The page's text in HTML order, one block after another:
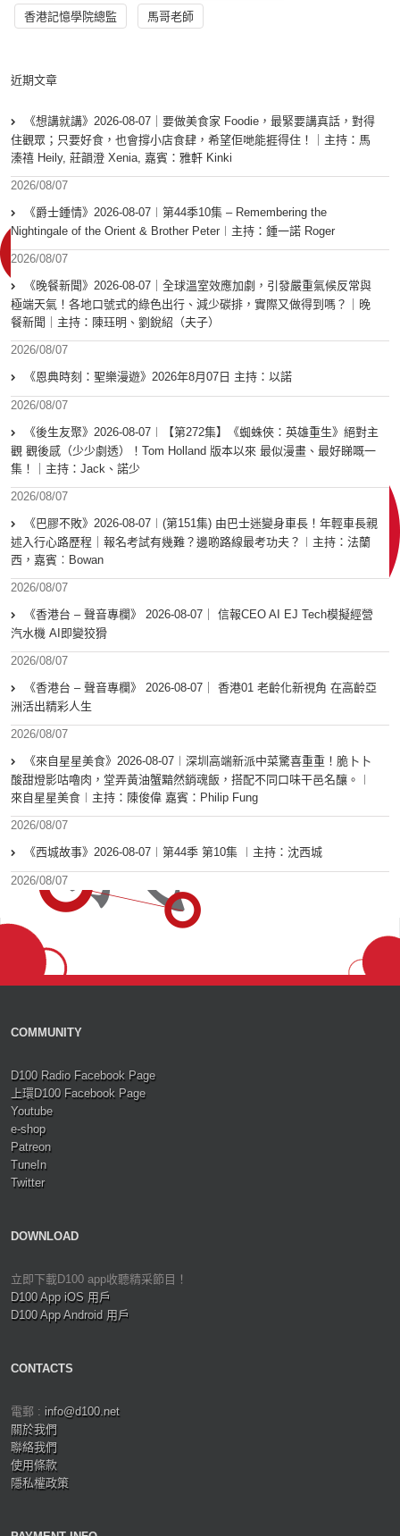
香港記憶學院總監 馬哥老師
近期文章
《想講就講》2026-08-07｜要做美食家 Foodie，最緊要講真話，對得
住觀眾；只要好食，也會撐小店食肆，希望佢哋能捱得住！｜主持：馬
溱禧 Heily, 莊韻澄 Xenia, 嘉賓：雅軒 Kinki
2026/08/07
《爵士鍾情》2026-08-07︱第44季10集 – Remembering the
Nightingale of the Orient & Brother Peter︱主持：鍾一諾 Roger
2026/08/07
《晚餐新聞》2026-08-07｜全球溫室效應加劇，引發嚴重氣候反常與
極端天氣！各地口號式的綠色出行、減少碳排，實際又做得到嗎？｜晚
餐新聞｜主持：陳珏明、劉銳紹（夫子）
2026/08/07
《恩典時刻：聖樂漫遊》2026年8月07日 主持：以諾
2026/08/07
《後生友聚》2026-08-07︱【第272集】《蜘蛛俠：英雄重生》絕對主
觀 觀後感（少少劇透）！Tom Holland 版本以來 最似漫畫、最好睇嘅一
集！｜主持：Jack、諾少
2026/08/07
《巴膠不敗》2026-08-07︱(第151集) 由巴士迷變身車長！年輕車長親
述入行心路歷程｜報名考試有幾難？邊啲路線最考功夫？︱主持：法蘭
西，嘉賓︰Bowan
2026/08/07
《香港台 – 聲音專欄》 2026-08-07｜ 信報CEO AI EJ Tech模擬經營
汽水機 AI即變狡猾
2026/08/07
《香港台 – 聲音專欄》 2026-08-07｜ 香港01 老齡化新視角 在高齡亞
洲活出精彩人生
2026/08/07
《來自星星美食》2026-08-07︱深圳高端新派中菜驚喜重重！脆卜卜
酸甜燈影咕嚕肉，堂弄黃油蟹黯然銷魂飯，搭配不同口味干邑名釀。︱
來自星星美食︱主持：陳俊偉 嘉賓：Philip Fung
2026/08/07
《西城故事》2026-08-07︱第44季 第10集 ︱主持：沈西城
2026/08/07
COMMUNITY
D100 Radio Facebook Page
上環D100 Facebook Page
Youtube
e-shop
Patreon
TuneIn
Twitter
DOWNLOAD
立即下載D100 app收聽精采節目！
D100 App iOS 用戶
D100 App Android 用戶
CONTACTS
電郵 : info@d100.net
關於我們
聯絡我們
使用條款
隱私權政策